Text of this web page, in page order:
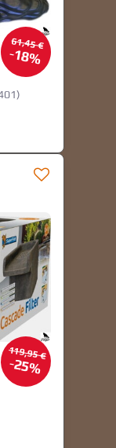
61,45 €
18%
119,95 €
25%